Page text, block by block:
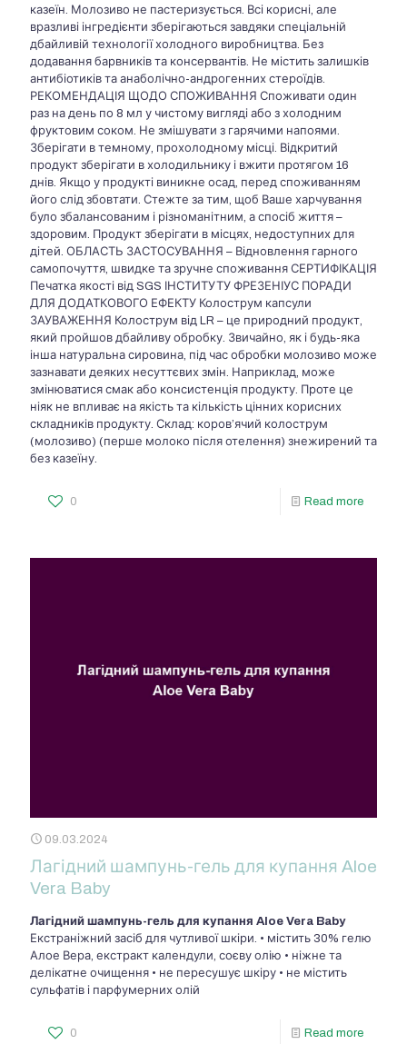
казеїн. Молозиво не пастеризується. Всі корисні, але
вразливі інгредієнти зберігаються завдяки спеціальній
дбайливій технології холодного виробництва. Без
додавання барвників та консервантів. Не містить залишків
антибіотиків та анаболічно-андрогенних стероїдів.
РЕКОМЕНДАЦІЯ ЩОДО СПОЖИВАННЯ Споживати один
раз на день по 8 мл у чистому вигляді або з холодним
фруктовим соком. Не змішувати з гарячими напоями.
Зберігати в темному, прохолодному місці. Відкритий
продукт зберігати в холодильнику і вжити протягом 16
днів. Якщо у продукті виникне осад, перед споживанням
його слід збовтати. Стежте за тим, щоб Ваше харчування
було збалансованим і різноманітним, а спосіб життя –
здоровим. Продукт зберігати в місцях, недоступних для
дітей. ОБЛАСТЬ ЗАСТОСУВАННЯ – Відновлення гарного
самопочуття, швидке та зручне споживання СЕРТИФІКАЦІЯ
Печатка якості від SGS ІНСТИТУТУ ФРЕЗЕНІУС ПОРАДИ
ДЛЯ ДОДАТКОВОГО ЕФЕКТУ Колострум капсули
ЗАУВАЖЕННЯ Колострум від LR – це природний продукт,
який пройшов дбайливу обробку. Звичайно, як і будь-яка
інша натуральна сировина, під час обробки молозиво може
зазнавати деяких несуттєвих змін. Наприклад, може
змінюватися смак або консистенція продукту. Проте це
ніяк не впливає на якість та кількість цінних корисних
складників продукту. Склад: коров’ячий колострум
(молозиво) (перше молоко після отелення) знежирений та
без казеїну.
0 Read more
09.03.2024
Лагідний шампунь-гель для купання Aloe
Vera Baby
Лагідний шампунь-гель для купання Aloe Vera Baby
Екстраніжний засіб для чутливої шкіри. • містить 30% гелю
Алое Вера, екстракт календули, соєву олію • ніжне та
делікатне очищення • не пересушує шкіру • не містить
сульфатів і парфумерних олій
0 Read more